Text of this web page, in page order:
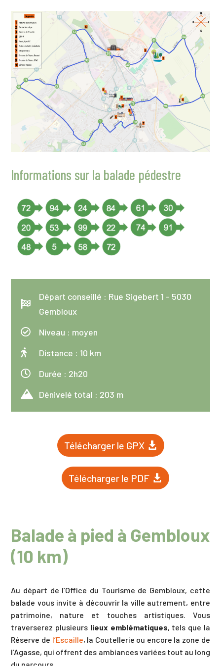
Informations sur la balade pédestre

Départ conseillé : Rue Sigebert 1 - 5030
Gembloux
 Niveau : moyen
 Distance : 10 km
 Durée : 2h20
 Dénivelé total : 203 m
Télécharger le GPX
Télécharger le PDF
Balade à pied à Gembloux
(10 km)
Au départ de l’Office du Tourisme de Gembloux, cette
balade vous invite à découvrir la ville autrement, entre
patrimoine, nature et touches artistiques. Vous
traverserez plusieurs lieux emblématiques, tels que la
Réserve de l’Escaille, la Coutellerie ou encore la zone de
l’Agasse, qui offrent des ambiances variées tout au long